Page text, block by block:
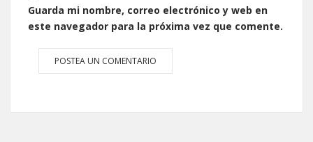
Guarda mi nombre, correo electrónico y web en
este navegador para la próxima vez que comente.